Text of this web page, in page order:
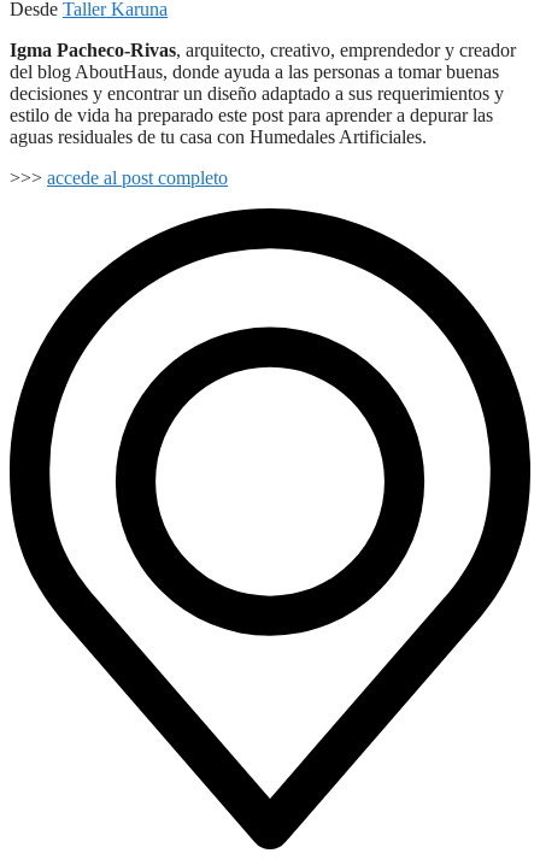
Desde Taller Karuna
Igma Pacheco-Rivas, arquitecto, creativo, emprendedor y creador
del blog AboutHaus, donde ayuda a las personas a tomar buenas
decisiones y encontrar un diseño adaptado a sus requerimientos y
estilo de vida ha preparado este post para aprender a depurar las
aguas residuales de tu casa con Humedales Artificiales.
>>> accede al post completo